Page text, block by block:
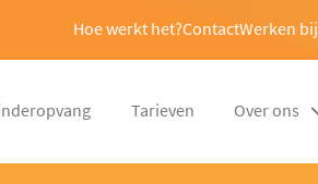
Hoe werkt het?ContactWerken bij
Tarieven Over ons